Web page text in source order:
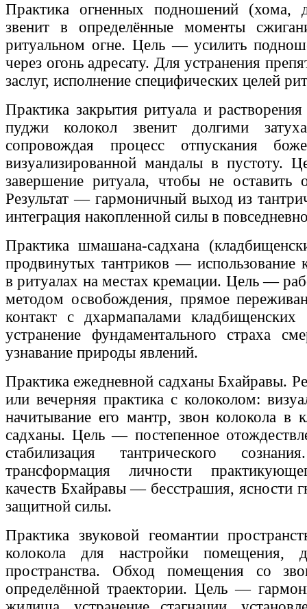
Практика огненных подношений (хома,
звенит в определённые моменты
ритуальном огне. Цель — усилить
через огонь адресату. Для устранения
заслуг, исполнение специфических целей
Практика закрытия ритуала и
пуджи колокол звенит долгими
сопровождая процесс отпускания
визуализированной мандалы в пустоту.
завершение ритуала, чтобы не оставить
Результат — гармоничный выход из
интеграция накопленной силы в
Практика шмашана-садхана
продвинутых тантриков — использование
в ритуалах на местах кремации. Цель —
методом освобождения, прямое
контакт с дхармапалами
устранение фундаментального страха
узнавание природы явлений.
Практика ежедневной садханы Бхайравы.
или вечерняя практика с колоколом:
начитывание его мантр, звон колокола в
садханы. Цель — постепенное
стабилизация тантрического
трансформация личности
качеств Бхайравы — бесстрашия, ясности
защитной силы.
Практика звуковой геомантии
колокола для настройки помещения,
пространства. Обход помещения со
определённой траектории. Цель —